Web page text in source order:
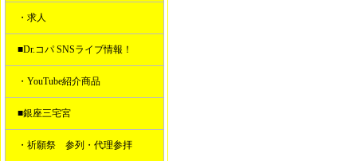
・求人
■Dr.コパ SNSライブ情報！
・YouTube紹介商品
■銀座三宅宮
・祈願祭 参列・代理参拝